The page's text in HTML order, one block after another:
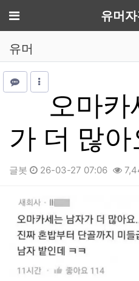
메뉴 유머
유머
오마카
가 더 많아
글봇 26-03-27 07:06
본문